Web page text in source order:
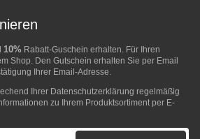
10% Rabatt-Guschein erhalten. Für Ihren
Shop. Den Gutschein erhalten Sie per Email
Ihrer Email-Adresse.
Ihrer Datenschutzerklärung regelmäßig
zu Ihrem Produktsortiment per E-